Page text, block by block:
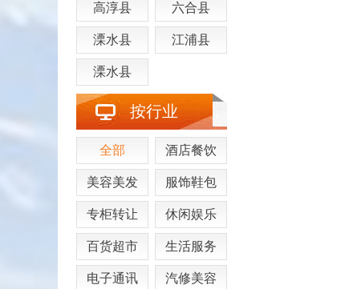
高淳县 六合县
溧水县 江浦县
溧水县
按行业
全部 酒店餐饮
美容美发 服饰鞋包
专柜转让 休闲娱乐
百货超市 生活服务
电子通讯 汽修美容